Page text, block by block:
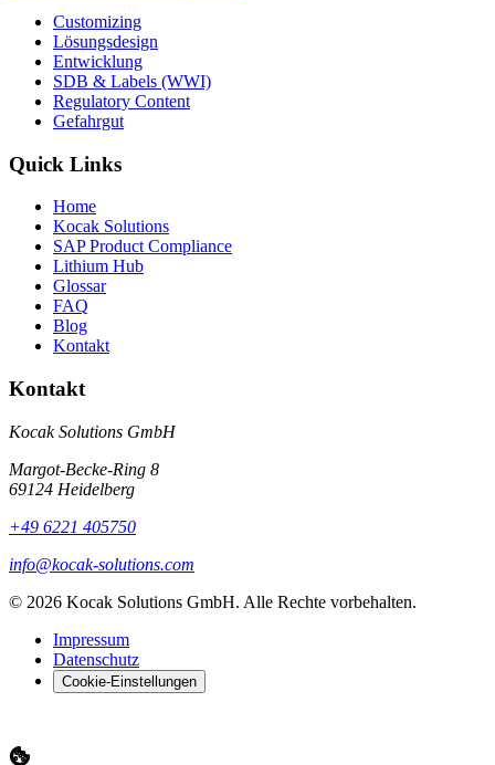
Customizing
Lösungsdesign
Entwicklung
SDB & Labels (WWI)
Regulatory Content
Gefahrgut
Quick Links
Home
Kocak Solutions
SAP Product Compliance
Lithium Hub
Glossar
FAQ
Blog
Kontakt
Kontakt
Kocak Solutions GmbH
Margot-Becke-Ring 8
69124 Heidelberg
+49 6221 405750
info@kocak-solutions.com
© 2026 Kocak Solutions GmbH. Alle Rechte vorbehalten.
Impressum
Datenschutz
Cookie-Einstellungen